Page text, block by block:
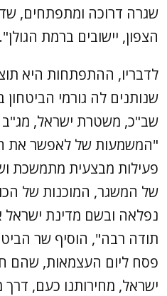
שגרה דרוכה ומתפתחים,
הצפון, יישובים ברמת הגולן".
לדבריו, ההתפתחות היא
שנותנים לה גורמי
שב"כ, משטרת ישראל, מג"ב
"המשמעות של לאפשר את
פעילות מבצעית מתמשכת
של המשגר, המוכנות של
נפלאה ובשם מדינת ישראל
תודה רבה", הוסיף שר
פסח ליום העצמאות, שהם
ישראל, מחירותנו כעם,